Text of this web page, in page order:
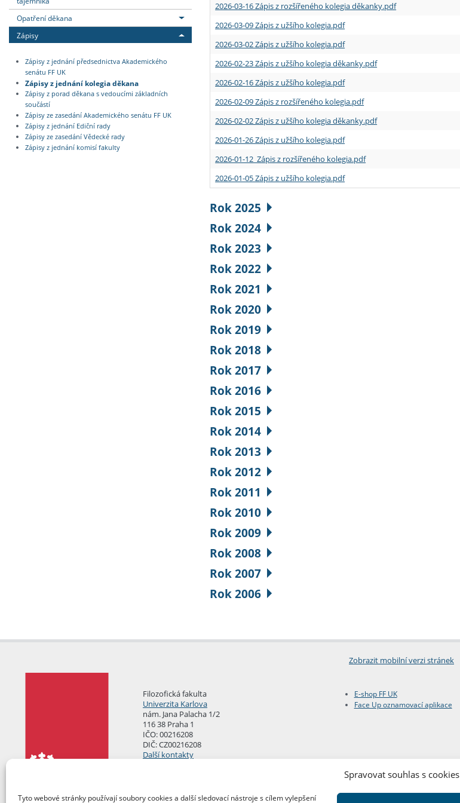
Spravovat souhlas s cookies
Tyto webové stránky používají soubory cookies a další sledovací nástroje s cílem vylepšení
Opatření děkana
Zápisy
Zápisy z jednání předsednictva Akademického
senátu FF UK
Zápisy z jednání kolegia děkana
Zápisy z porad děkana s vedoucími základních
součástí
Zápisy ze zasedání Akademického senátu FF UK
Zápisy z jednání Ediční rady
Zápisy ze zasedání Vědecké rady
Zápisy z jednání komisí fakulty
2026-03-16 Zápis z rozšířeného kolegia děkanky.pdf
2026-03-09 Zápis z užšího kolegia.pdf
2026-03-02 Zápis z užšího kolegia.pdf
2026-02-23 Zápis z užšího kolegia děkanky.pdf
2026-02-16 Zápis z užšího kolegia.pdf
2026-02-09 Zápis z rozšířeného kolegia.pdf
2026-02-02 Zápis z užšího kolegia děkanky.pdf
2026-01-26 Zápis z užšího kolegia.pdf
2026-01-12 Zápis z rozšířeného kolegia.pdf
2026-01-05 Zápis z užšího kolegia.pdf
Rok 2025
Rok 2024
Rok 2023
Rok 2022
Rok 2021
Rok 2020
Rok 2019
Rok 2018
Rok 2017
Rok 2016
Rok 2015
Rok 2014
Rok 2013
Rok 2012
Rok 2011
Rok 2010
Rok 2009
Rok 2008
Rok 2007
Rok 2006
Zobrazit mobilní verzi stránek
Filozofická fakulta
Univerzita Karlova
nám. Jana Palacha 1/2
116 38 Praha 1
IČO: 00216208
DIČ: CZ00216208
Další kontakty
E-shop FF UK
Face Up oznamovací aplikace